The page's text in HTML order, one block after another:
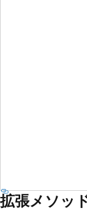
拡張メソッ